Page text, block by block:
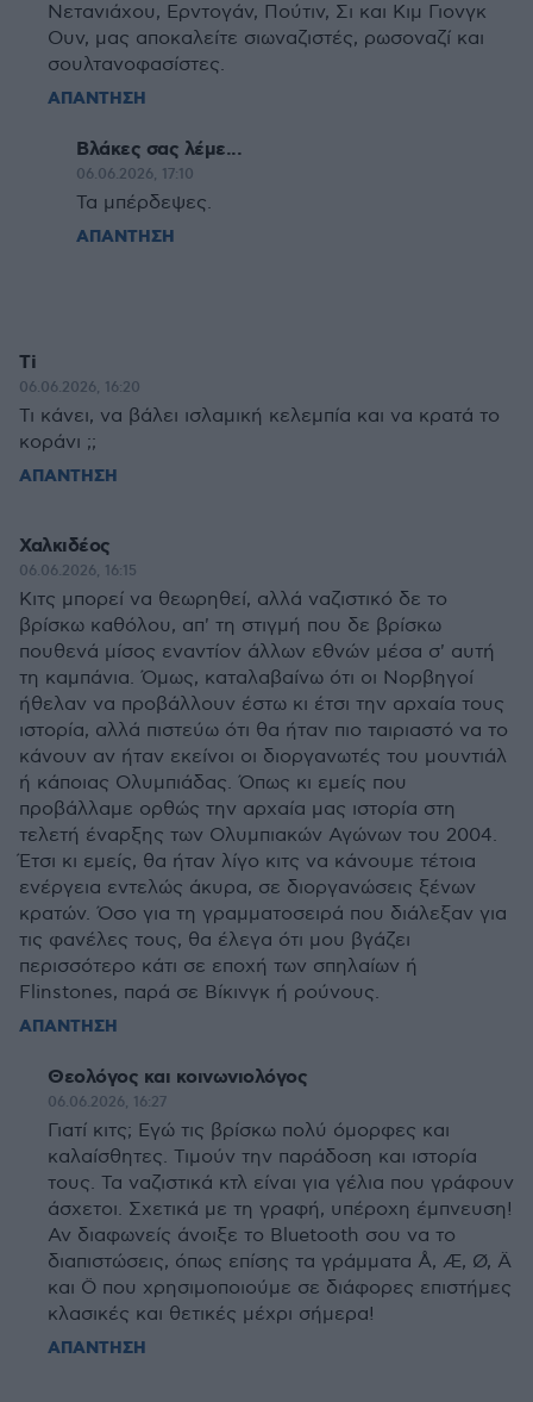
Νετανιάχου, Ερντογάν, Πούτιν, Σι και Κιμ Γιονγκ
Ουν, μας αποκαλείτε σιωναζιστές, ρωσοναζί και
σουλτανοφασίστες.
ΑΠΑΝΤΗΣΗ
Βλάκες σας λέμε...
06.06.2026, 17:10
Τα μπέρδεψες.
ΑΠΑΝΤΗΣΗ
Ti
06.06.2026, 16:20
Τι κάνει, να βάλει ισλαμική κελεμπία και να κρατά το
κοράνι ;;
ΑΠΑΝΤΗΣΗ
Χαλκιδέος
06.06.2026, 16:15
Κιτς μπορεί να θεωρηθεί, αλλά ναζιστικό δε το
βρίσκω καθόλου, απ' τη στιγμή που δε βρίσκω
πουθενά μίσος εναντίον άλλων εθνών μέσα σ' αυτή
τη καμπάνια. Όμως, καταλαβαίνω ότι οι Νορβηγοί
ήθελαν να προβάλλουν έστω κι έτσι την αρχαία τους
ιστορία, αλλά πιστεύω ότι θα ήταν πιο ταιριαστό να το
κάνουν αν ήταν εκείνοι οι διοργανωτές του μουντιάλ
ή κάποιας Ολυμπιάδας. Όπως κι εμείς που
προβάλλαμε ορθώς την αρχαία μας ιστορία στη
τελετή έναρξης των Ολυμπιακών Αγώνων του 2004.
Έτσι κι εμείς, θα ήταν λίγο κιτς να κάνουμε τέτοια
ενέργεια εντελώς άκυρα, σε διοργανώσεις ξένων
κρατών. Όσο για τη γραμματοσειρά που διάλεξαν για
τις φανέλες τους, θα έλεγα ότι μου βγάζει
περισσότερο κάτι σε εποχή των σπηλαίων ή
Flinstones, παρά σε Βίκινγκ ή ρούνους.
ΑΠΑΝΤΗΣΗ
Θεολόγος και κοινωνιολόγος
06.06.2026, 16:27
Γιατί κιτς; Εγώ τις βρίσκω πολύ όμορφες και
καλαίσθητες. Τιμούν την παράδοση και ιστορία
τους. Τα ναζιστικά κτλ είναι για γέλια που γράφουν
άσχετοι. Σχετικά με τη γραφή, υπέροχη έμπνευση!
Αν διαφωνείς άνοιξε το Bluetooth σου να το
διαπιστώσεις, όπως επίσης τα γράμματα Å, Æ, Ø, Ä
και Ö που χρησιμοποιούμε σε διάφορες επιστήμες
κλασικές και θετικές μέχρι σήμερα!
ΑΠΑΝΤΗΣΗ